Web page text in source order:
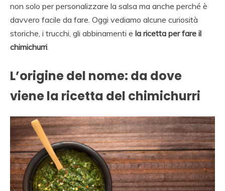
non solo per personalizzare la salsa ma anche perché è
davvero facile da fare. Oggi vediamo alcune curiosità
storiche, i trucchi, gli abbinamenti e la ricetta per fare il
chimichurri
L’origine del nome: da dove
viene la ricetta del chimichurri